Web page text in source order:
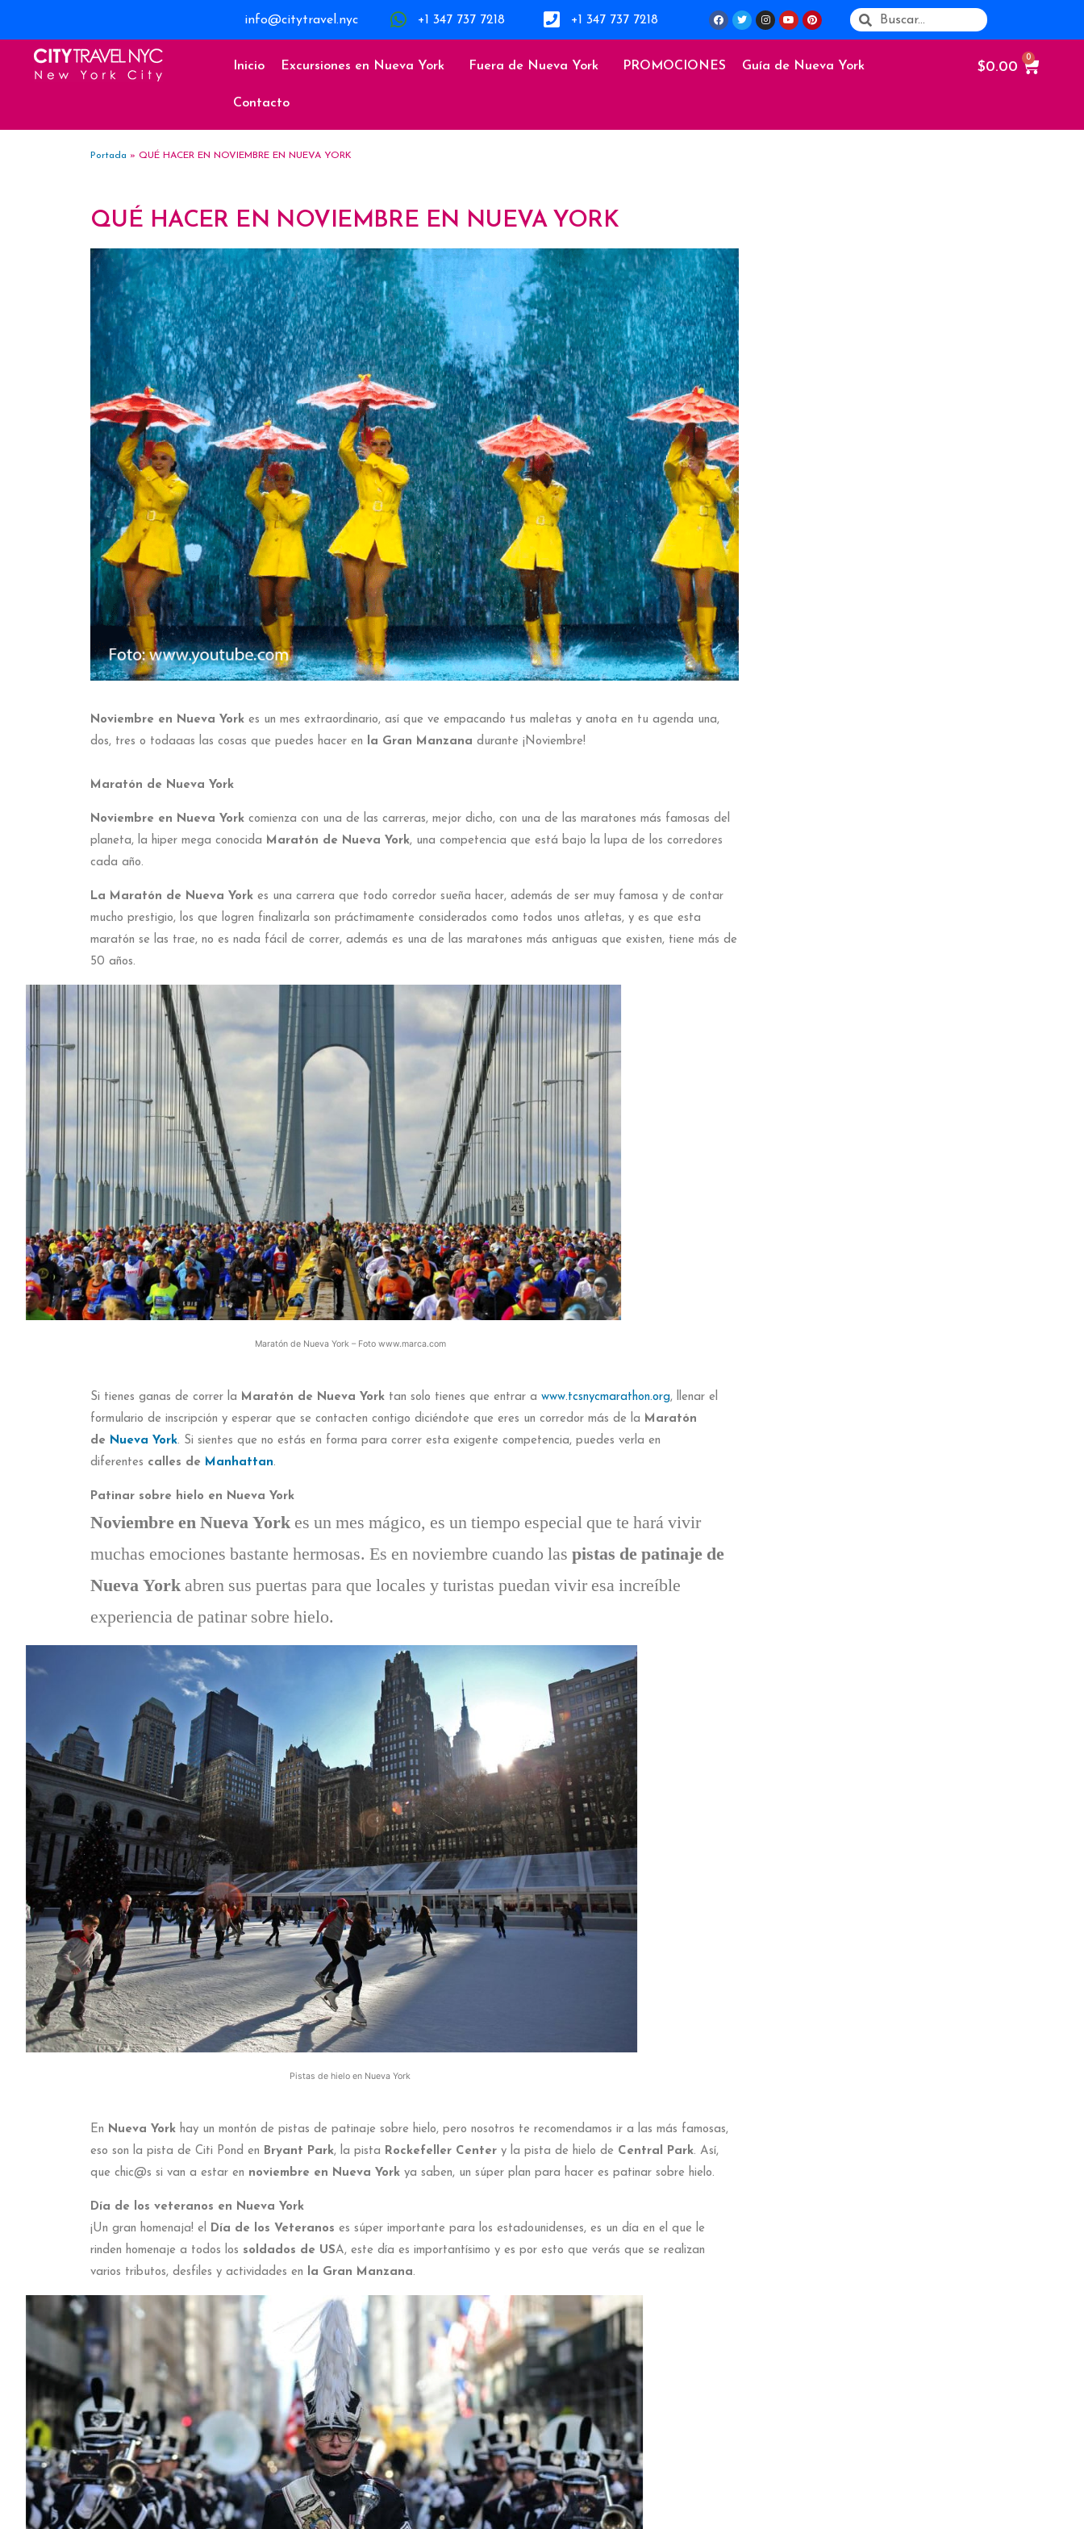
info@citytravel.nyc +1 347 737 7218 +1 347 737 7218
Inicio Excursiones en Nueva York Fuera de Nueva York PROMOCIONES Guía de Nueva York
Contacto
$0.00
Portada » QUÉ HACER EN NOVIEMBRE EN NUEVA YORK
QUÉ HACER EN NOVIEMBRE EN NUEVA YORK
Noviembre en Nueva York es un mes extraordinario, así que ve empacando tus maletas y anota en tu agenda una,
dos, tres o todaaas las cosas que puedes hacer en la Gran Manzana durante ¡Noviembre!
Maratón de Nueva York
Noviembre en Nueva York comienza con una de las carreras, mejor dicho, con una de las maratones más famosas del
planeta, la hiper mega conocida Maratón de Nueva York, una competencia que está bajo la lupa de los corredores
cada año.
La Maratón de Nueva York es una carrera que todo corredor sueña hacer, además de ser muy famosa y de contar
mucho prestigio, los que logren finalizarla son práctimamente considerados como todos unos atletas, y es que esta
maratón se las trae, no es nada fácil de correr, además es una de las maratones más antiguas que existen, tiene más de
50 años.
Maratón de Nueva York – Foto www.marca.com
Si tienes ganas de correr la Maratón de Nueva York tan solo tienes que entrar a www.tcsnycmarathon.org, llenar el
formulario de inscripción y esperar que se contacten contigo diciéndote que eres un corredor más de la Maratón
de Nueva York. Si sientes que no estás en forma para correr esta exigente competencia, puedes verla en
diferentes calles de Manhattan.
Patinar sobre hielo en Nueva York
Noviembre en Nueva York es un mes mágico, es un tiempo especial que te hará vivir
muchas emociones bastante hermosas. Es en noviembre cuando las pistas de patinaje de
Nueva York abren sus puertas para que locales y turistas puedan vivir esa increíble
experiencia de patinar sobre hielo.
Pistas de hielo en Nueva York
En Nueva York hay un montón de pistas de patinaje sobre hielo, pero nosotros te recomendamos ir a las más famosas,
eso son la pista de Citi Pond en Bryant Park, la pista Rockefeller Center y la pista de hielo de Central Park. Así,
que chic@s si van a estar en noviembre en Nueva York ya saben, un súper plan para hacer es patinar sobre hielo.
Día de los veteranos en Nueva York
¡Un gran homenaja! el
Día de los Veteranos es súper importante para los estadounidenses, es un día en el que le
rinden homenaje a todos los soldados de USA, este día es importantísimo y es por esto que verás que se realizan
varios tributos, desfiles y actividades en la Gran Manzana.